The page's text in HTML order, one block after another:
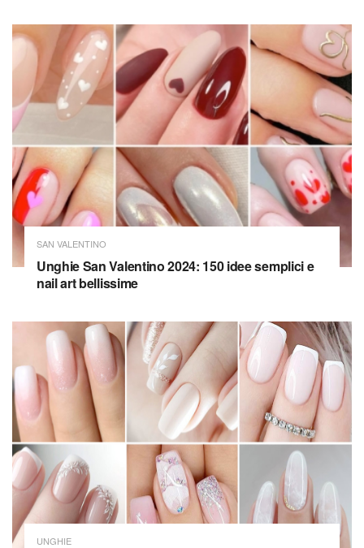
SAN VALENTINO
Unghie San Valentino 2024: 150 idee semplici e
nail art bellissime
UNGHIE